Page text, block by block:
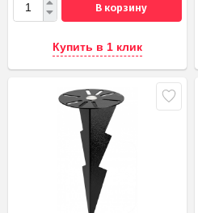
В корзину
Купить в 1 клик